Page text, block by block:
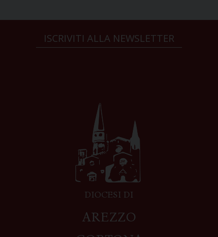
ISCRIVITI ALLA NEWSLETTER
DIOCESI DI
AREZZO